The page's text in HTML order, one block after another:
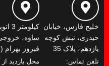
خلیج فارس، خیابان
حیدری، نبش کوچه
یازدهم، پلاک 35
تلفن تماس:
ساوه،
فیروز بهرام
محل بازدید